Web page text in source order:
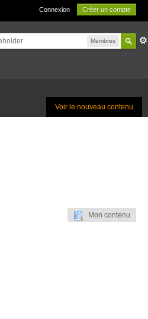
Connexion Créer un compte
Membres
Voir le nouveau contenu
Mon contenu